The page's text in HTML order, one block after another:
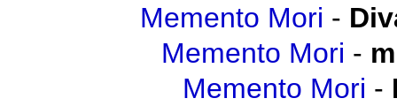
Memento Mori -
Memento Mori -
Memento Mori -